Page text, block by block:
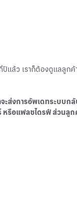
ปีแล้ว เราก็ต้องดูแลลูก
ส่งการอัพเดทระบบกลั
หรือแฟลชไดรฟ์ ส่วนลูก